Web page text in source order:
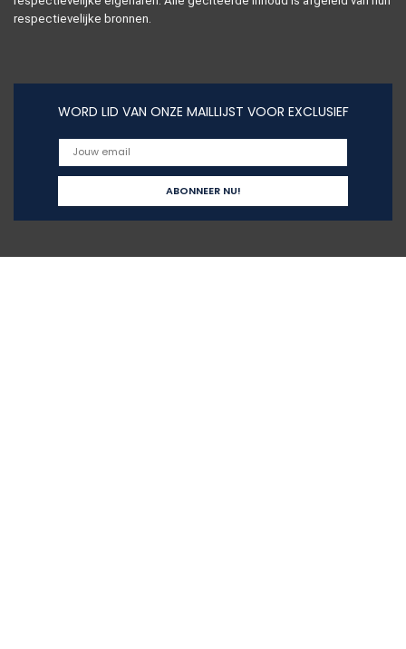
respectievelijke bronnen.
WORD LID VAN ONZE MAILLIJST VOOR EXCLUSIEF